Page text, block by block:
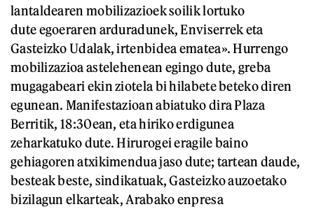
lantaldearen mobilizazioek soilik lortuko
dute egoeraren arduradunek, Enviserrek eta
Gasteizko Udalak, irtenbidea ematea». Hurrengo
mobilizazioa astelehenean egingo dute, greba
mugagabeari ekin ziotela bi hilabete beteko diren
egunean. Manifestazioan abiatuko dira Plaza
Berritik, 18:30ean, eta hiriko erdigunea
zeharkatuko dute. Hirurogei eragile baino
gehiagoren atxikimendua jaso dute; tartean daude,
besteak beste, sindikatuak, Gasteizko auzoetako
bizilagun elkarteak, Arabako enpresa